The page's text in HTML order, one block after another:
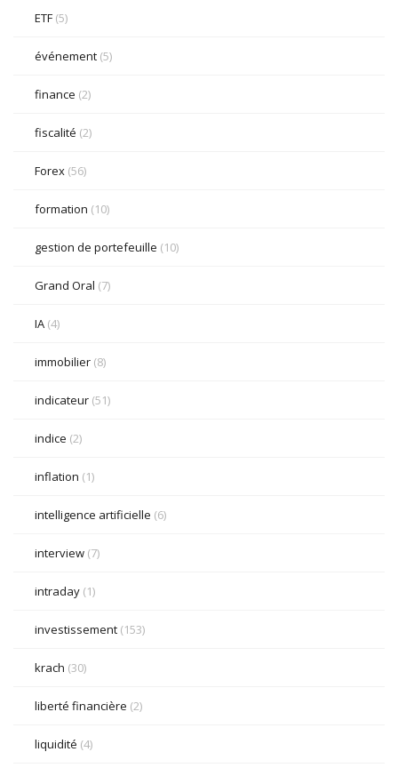
ETF (5)
événement (5)
finance (2)
fiscalité (2)
Forex (56)
formation (10)
gestion de portefeuille (10)
Grand Oral (7)
IA (4)
immobilier (8)
indicateur (51)
indice (2)
inflation (1)
intelligence artificielle (6)
interview (7)
intraday (1)
investissement (153)
krach (30)
liberté financière (2)
liquidité (4)